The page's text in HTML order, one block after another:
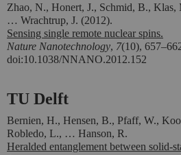
Zhao, N., Honert, J., Schmid, B.,
… Wrachtrup, J. (2012).
Sensing single remote nuclear spins.
Nature Nanotechnology, 7(10),
doi:10.1038/NNANO.2012.152
TU Delft
Bernien, H., Hensen, B., Pfaff, W.,
Robledo, L., … Hanson, R.
Heralded entanglement between solid-